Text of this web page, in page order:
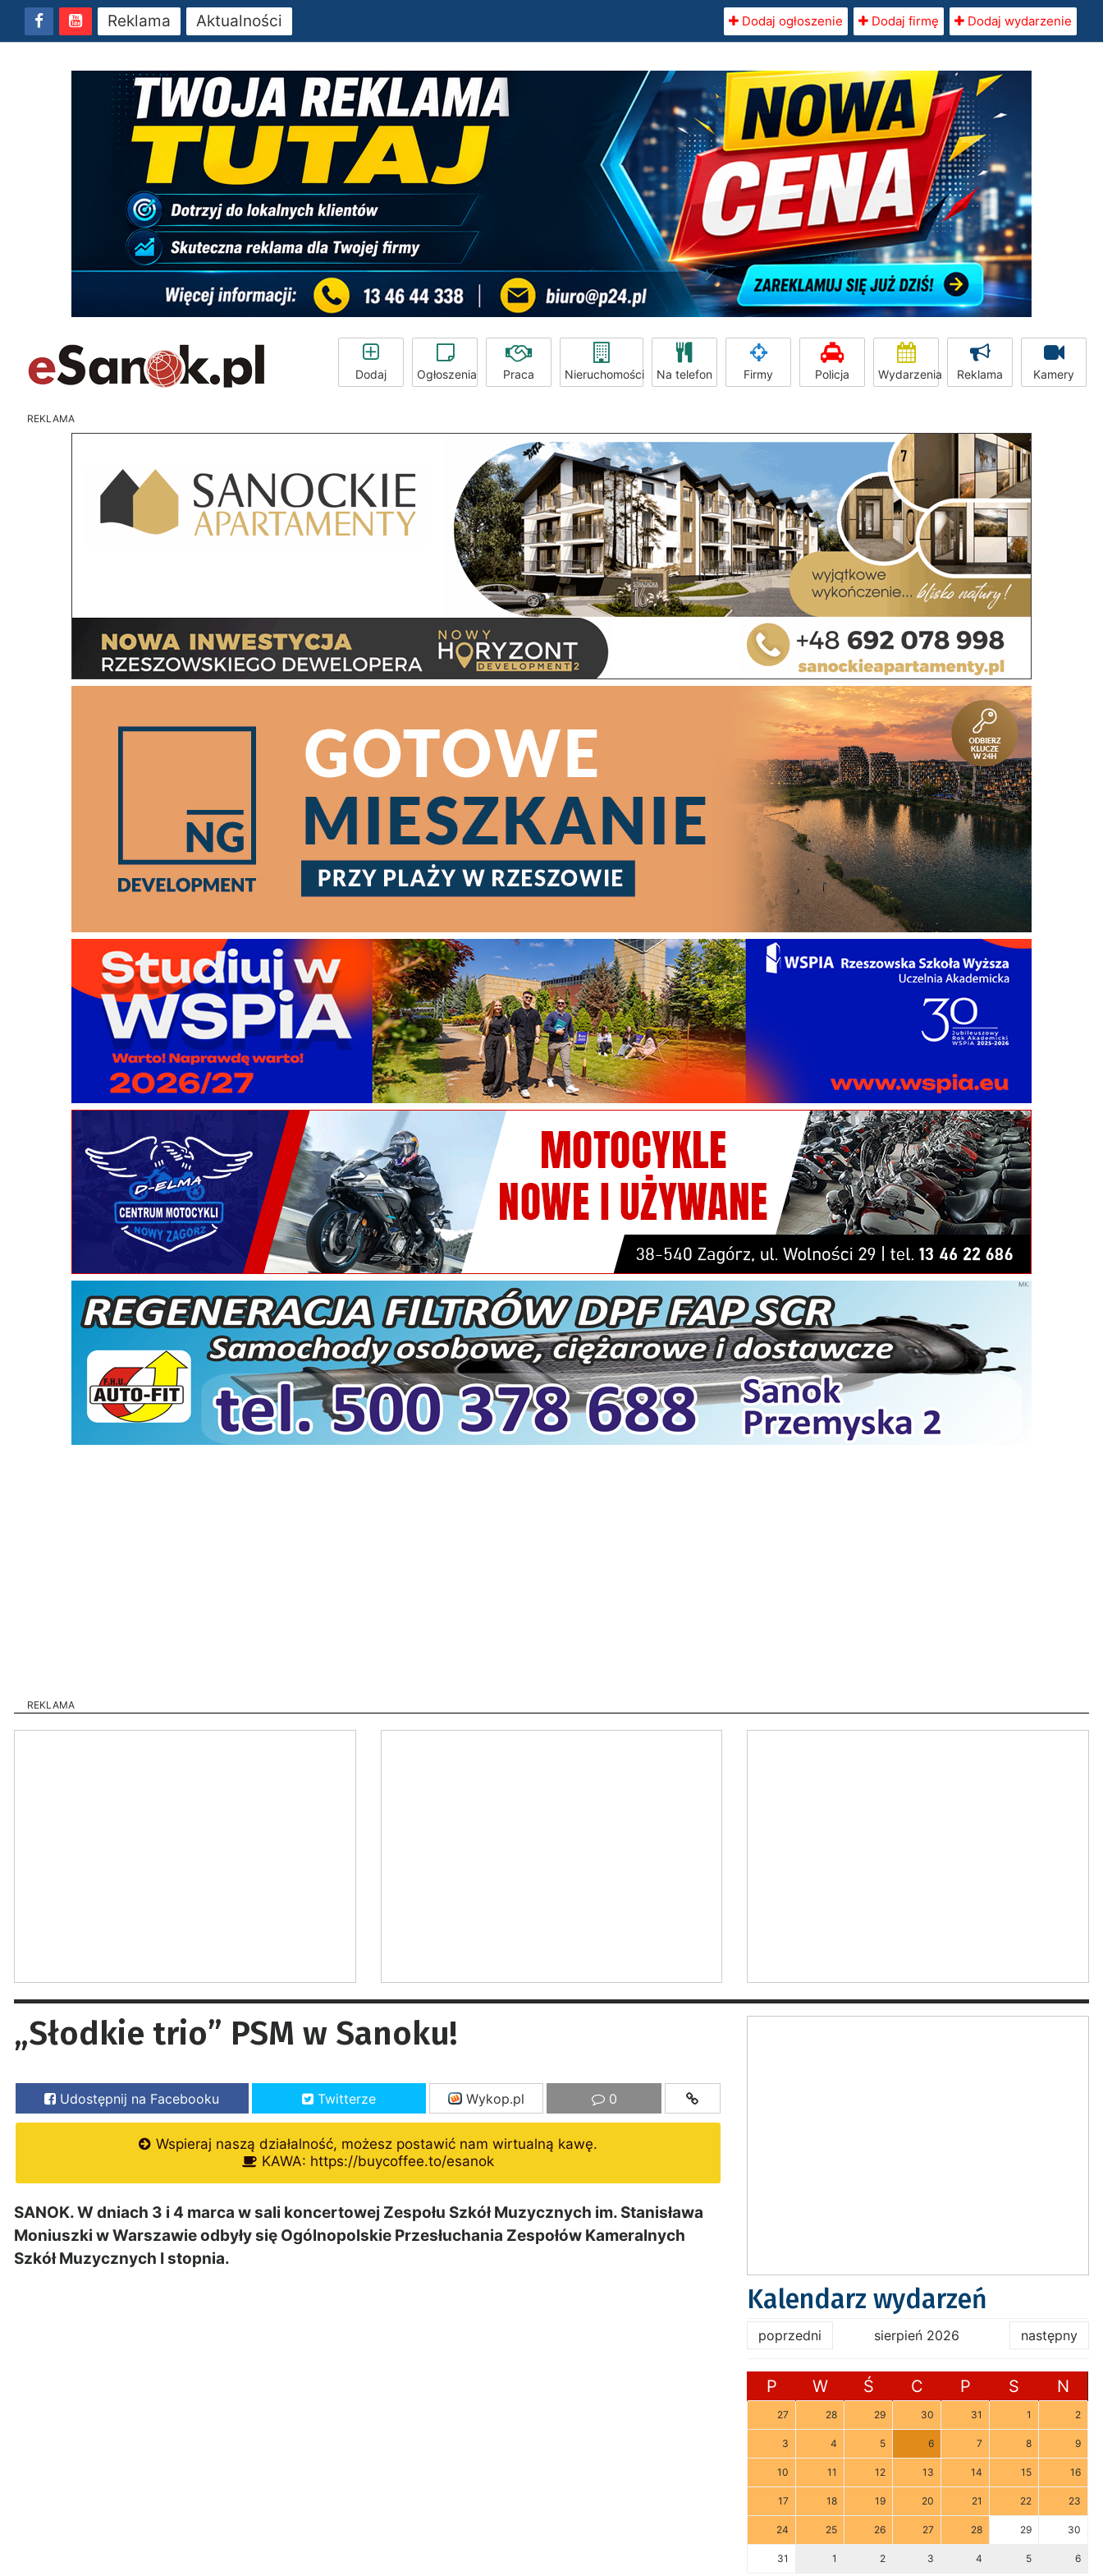
Reklama Aktualności Dodaj ogłoszenie Dodaj firmę Dodaj wydarzenie
Dodaj Ogłoszenia Praca Nieruchomości Na telefon Firmy Policja Wydarzenia Reklama Kamery
REKLAMA
REKLAMA
„Słodkie trio” PSM w Sanoku!
Udostępnij na Facebooku Twitterze Wykop.pl 0
Wspieraj naszą działalność, możesz postawić nam wirtualną kawę.
KAWA: https://buycoffee.to/esanok
SANOK. W dniach 3 i 4 marca w sali koncertowej Zespołu Szkół Muzycznych im. Stanisława
Moniuszki w Warszawie odbyły się Ogólnopolskie Przesłuchania Zespołów Kameralnych
Szkół Muzycznych I stopnia.
Kalendarz wydarzeń
poprzedni sierpień 2026 następny
P W Ś C P S N
27 28 29 30 31 1 2
3 4 5 6 7 8 9
10 11 12 13 14 15 16
17 18 19 20 21 22 23
24 25 26 27 28 29 30
31 1 2 3 4 5 6